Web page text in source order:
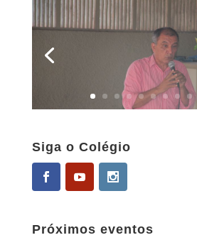
Siga o Colégio
Próximos eventos